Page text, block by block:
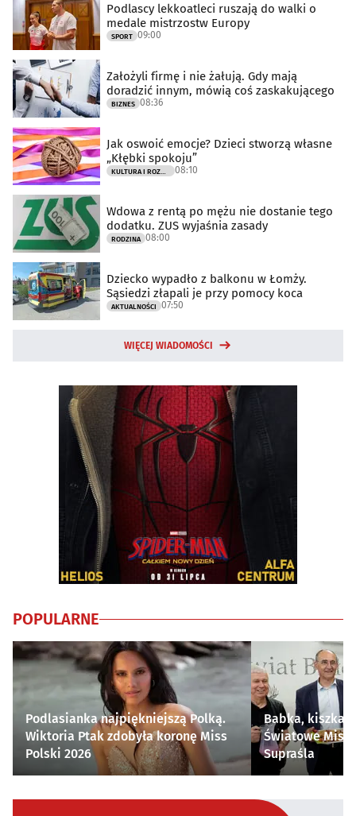
Podlascy lekkoatleci ruszają do walki o
medale mistrzostw Europy
SPORT 09:00
Założyli firmę i nie żałują. Gdy mają
doradzić innym, mówią coś zaskakującego
BIZNES 08:36
Jak oswoić emocje? Dzieci stworzą własne
„Kłębki spokoju”
08:10
Wdowa z rentą po mężu nie dostanie tego
dodatku. ZUS wyjaśnia zasady
RODZINA 08:00
Dziecko wypadło z balkonu w Łomży.
Sąsiedzi złapali je przy pomocy koca
AKTUALNOŚCI 07:50
WIĘCEJ WIADOMOŚCI
POPULARNE
Podlasianka najpiękniejszą Polką.
Wiktoria Ptak zdobyła koronę Miss
Polski 2026
Babka, kiszka i
Światowe
Supraśla